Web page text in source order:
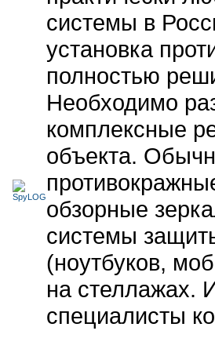
системы в
установка
полностью
Необходимо
комплексные
объекта.
обзорные
системы
(ноутбуков,
на стеллажах.
специалисты